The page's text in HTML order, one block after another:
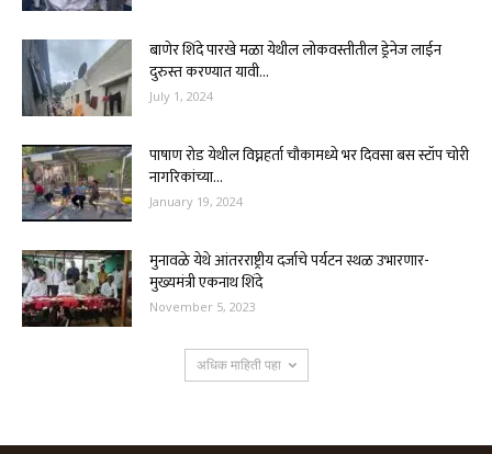
बाणेर शिंदे पारखे मळा येथील लोकवस्तीतील ड्रेनेज लाईन
दुरुस्त करण्यात यावी...
July 1, 2024
पाषाण रोड येथील विघ्नहर्ता चौकामध्ये भर दिवसा बस स्टॉप चोरी
नागरिकांच्या...
January 19, 2024
मुनावळे येथे आंतरराष्ट्रीय दर्जाचे पर्यटन स्थळ उभारणार-
मुख्यमंत्री एकनाथ शिंदे
November 5, 2023
अधिक माहिती पहा